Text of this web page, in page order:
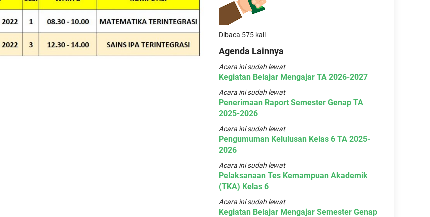
Dibaca 575 kali
Agenda Lainnya
Acara ini sudah lewat
Kegiatan Belajar Mengajar TA 2026-2027
Acara ini sudah lewat
Penerimaan Raport Semester Genap TA
2025-2026
Acara ini sudah lewat
Pengumuman Kelulusan Kelas 6 TA 2025-
2026
Acara ini sudah lewat
Pelaksanaan Tes Kemampuan Akademik
(TKA) Kelas 6
Acara ini sudah lewat
Kegiatan Belajar Mengajar Semester Genap